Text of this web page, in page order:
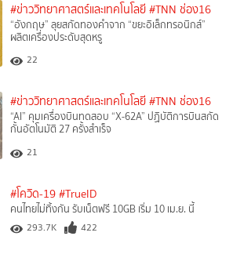
#ข่าววิทยาศาสตร์และเทคโนโลยี #TNN ช่อง16
“อังกฤษ” ลุยสกัดทองคำจาก “ขยะอิเล็กทรอนิกส์”
ผลิตเครื่องประดับสุดหรู
22
#ข่าววิทยาศาสตร์และเทคโนโลยี #TNN ช่อง16
“AI” คุมเครื่องบินทดสอบ “X-62A” ปฏิบัติการบินสกัด
กั้นอัตโนมัติ 27 ครั้งสำเร็จ
21
#โควิด-19 #TrueID
คนไทยไม่ทิ้งกัน รับเน็ตฟรี 10GB เริ่ม 10 เม.ย. นี้
293.7K 422